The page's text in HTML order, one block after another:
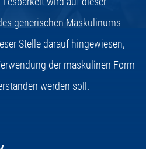
generischen Maskulinums
Stelle darauf hingewiesen,
der maskulinen Form
werden soll.